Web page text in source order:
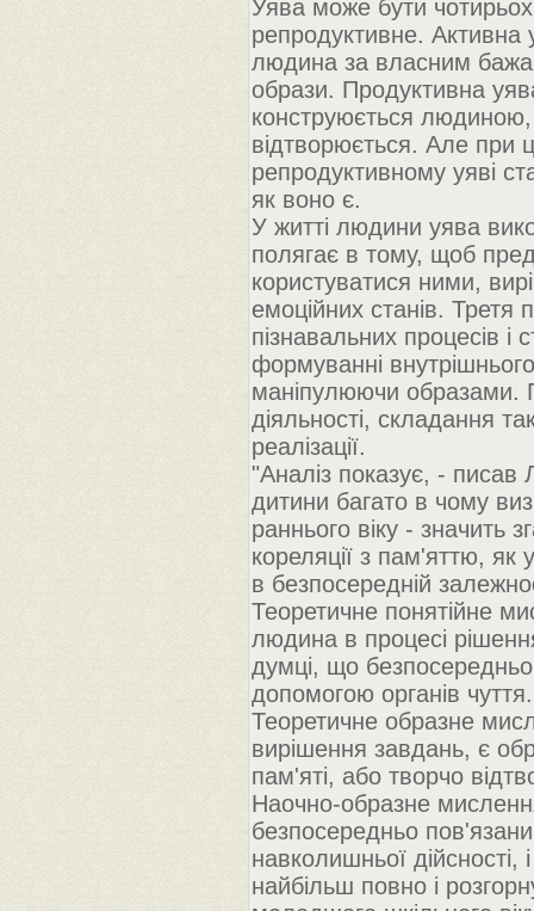
Уява може бути
репродуктивне.
людина за власним
образи. Продуктивна
конструюється людиною,
відтворюється. Але при
репродуктивному уяві
як воно є.
У житті людини уява
полягає в тому, щоб
користуватися ними,
емоційних станів. Третя
пізнавальних процесів
формуванні
маніпулюючи образами.
діяльності, складання
реалізації.
"Аналіз показує, -
дитини багато в чому
раннього віку - значить
кореляції з пам'яттю, як
в безпосередній
Теоретичне понятійне
людина в процесі
думці, що
допомогою органів чуття.
Теоретичне образне
вирішення завдань, є
пам'яті, або творчо
Наочно-образне
безпосередньо
навколишньої
найбільш повно і